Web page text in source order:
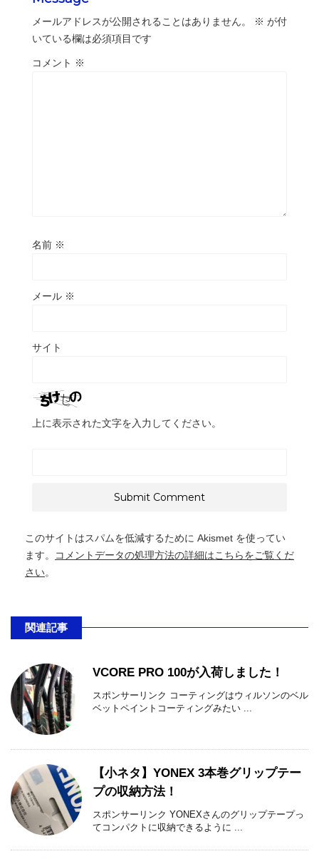
メールアドレスが公開されることはありません。 ※ が付
いている欄は必須項目です
コメント ※
名前 ※
メール ※
サイト
上に表示された文字を入力してください。
このサイトはスパムを低減するために Akismet を使ってい
ます。
コメントデータの処理方法の詳細はこちらをご覧くだ
さい。
関連記事
VCORE PRO 100が入荷しました！
スポンサーリンク コーティングはウィルソンのベル
ベットペイントコーティングみたい ...
【小ネタ】YONEX 3本巻グリップテー
プの収納方法！
スポンサーリンク YONEXさんのグリップテープっ
てコンパクトに収納できるように ...